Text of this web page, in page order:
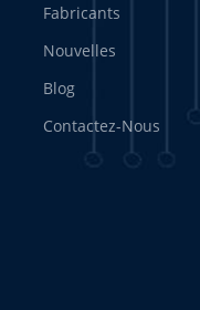
Fabricants
Nouvelles
Blog
Contactez-Nous